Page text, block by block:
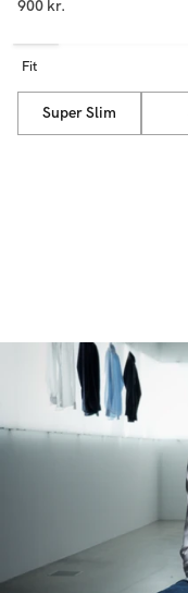
Fit
Super Slim
900 kr.